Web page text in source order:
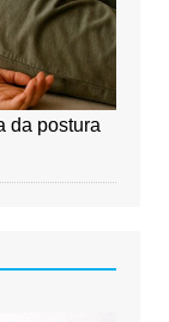
da postura